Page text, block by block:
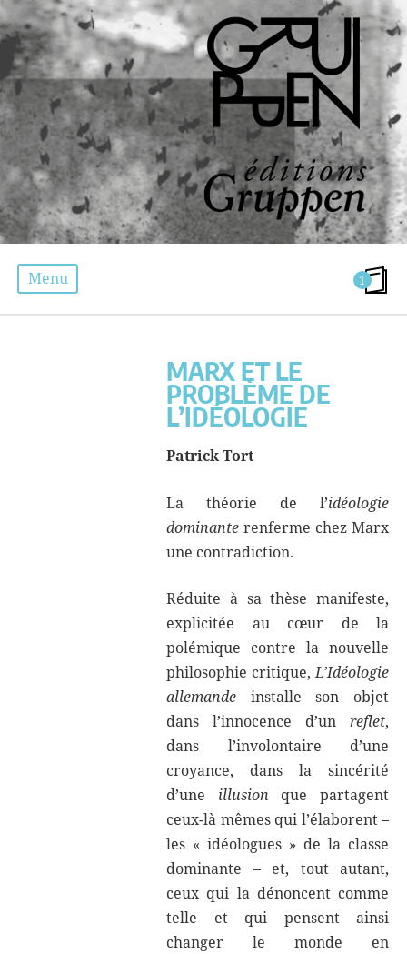
Menu 1
MARX ET LE PROBLÈME DE L’IDÉOLOGIE
MARX ET LE
PROBLÈME DE
L’IDÉOLOGIE
Patrick Tort
La théorie de l’idéologie
dominanterenferme chez Marx
une contradiction.
Réduite à sa thèse manifeste,
explicitée au cœur de la
polémique contre la nouvelle
philosophie critique,L’Idéologie
allemande installe son objet
dans l’innocence d’un reflet,
dans l’involontaire d’une
croyance, dans la sincérité
d’une illusion que partagent
ceux-là mêmes qui l’élaborent –
les « idéologues » de la classe
dominante – et, tout autant,
ceux qui la dénoncent comme
telle et qui pensent ainsi
changer le monde en